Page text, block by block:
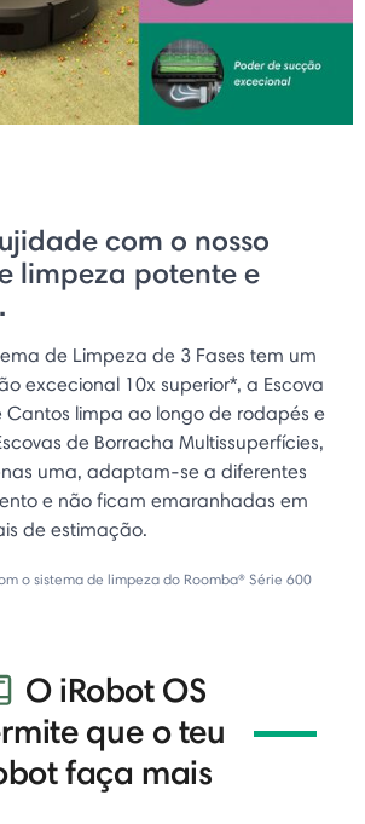
com o nosso
limpeza potente e
de Limpeza de 3 Fases tem um
excecional 10x superior*, a Escova
Cantos limpa ao longo de rodapés e
de Borracha Multissuperfícies,
uma, adaptam-se a diferentes
e não ficam emaranhadas em
de estimação.
o sistema de limpeza do Roomba® Série 600
O iRobot OS
que o teu
faça mais